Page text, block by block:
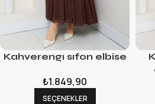
Kahverengı sıfon elbise
₺1.849,90
SEÇENEKLER